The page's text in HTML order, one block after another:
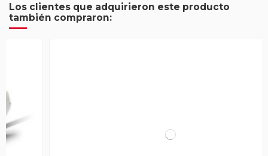
Los clientes que adquirieron este producto
también compraron: